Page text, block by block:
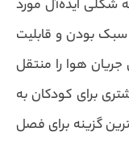
شکلی ایده‌آل مورد
سبک بودن و قابلیت
هوا را منتقل
برای کودکان به
گزینه برای فصل